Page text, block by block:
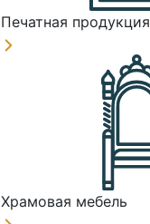
Печатная продукция
Храмовая мебель